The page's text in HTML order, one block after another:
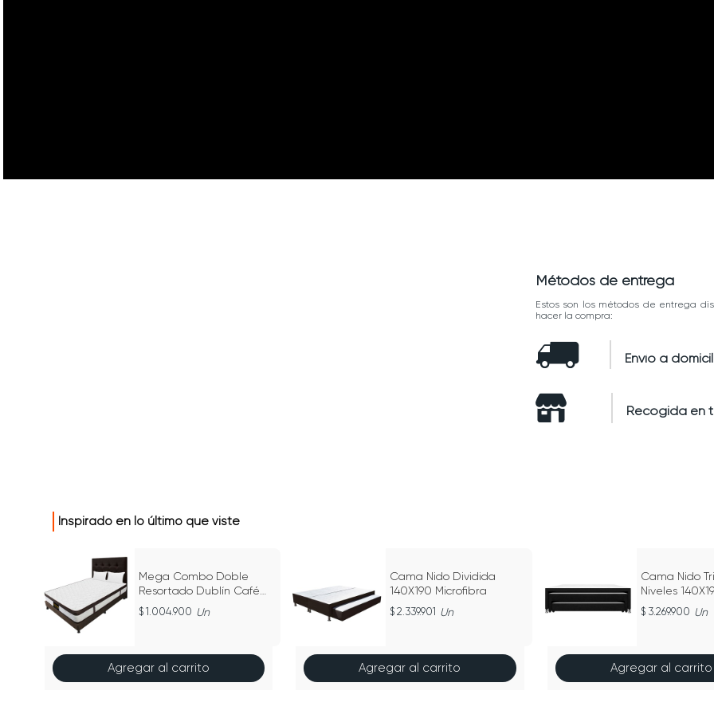
Métodos de entrega
Estos son los métodos de entrega
hacer la compra:
Envío a
Recogida en
Inspirado en lo último que viste
Mega Combo Doble
Resortado Dublín Café
140 cm x 190 cm
1.004.900 Un
Agregar al carrito
Cama Nido Dividida
140X190 Microfibra
2.339.901 Un
Agregar al carrito
Cama Nido
Niveles
3.269.900 Un
Agregar al carrito